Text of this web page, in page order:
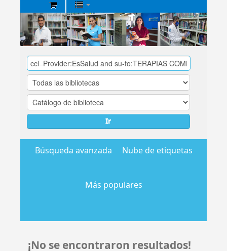
Biblioteca
Central
EsSalud
Ir
Búsqueda avanzada Nube de etiquetas
Más populares
¡No se encontraron resultados!